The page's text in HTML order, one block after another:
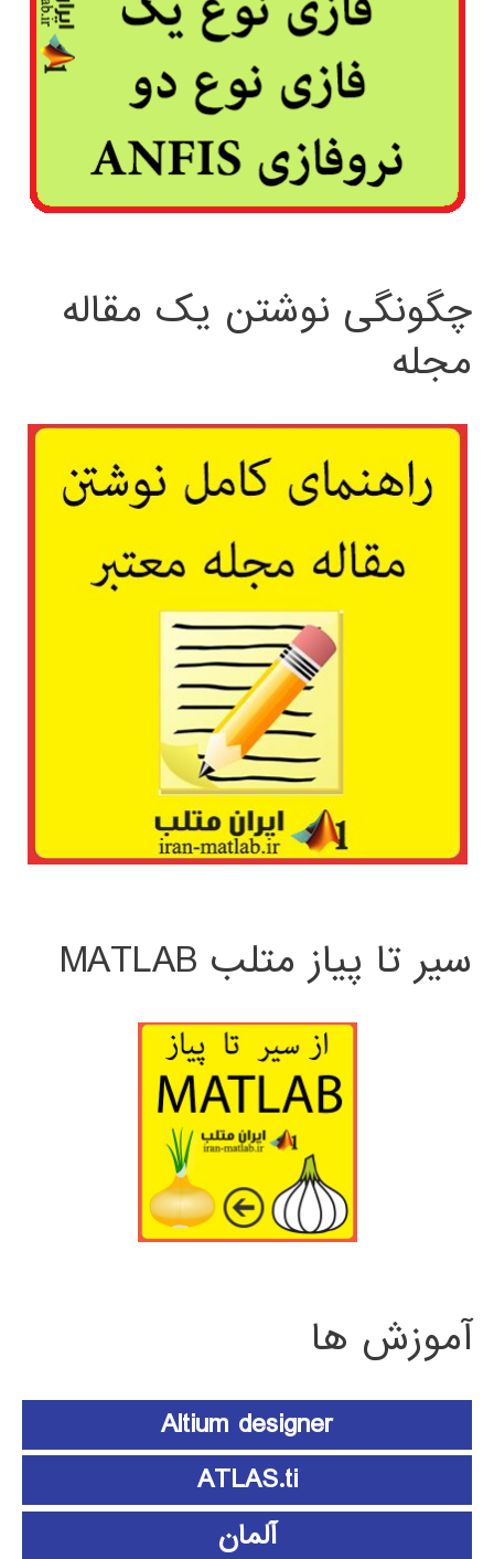
چگونگی نوشتن یک مقاله
مجله
سیر تا پیاز متلب MATLAB
آموزش ها
Altium designer
ATLAS.ti
آلمان